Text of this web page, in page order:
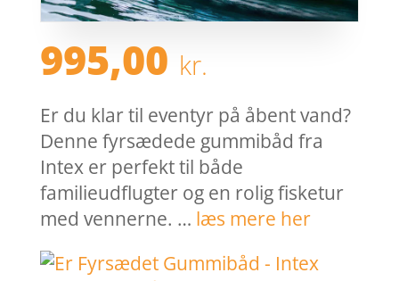
995,00 kr.
Er du klar til eventyr på åbent vand?
Denne fyrsædede gummibåd fra
Intex er perfekt til både
familieudflugter og en rolig fisketur
med vennerne. … læs mere her